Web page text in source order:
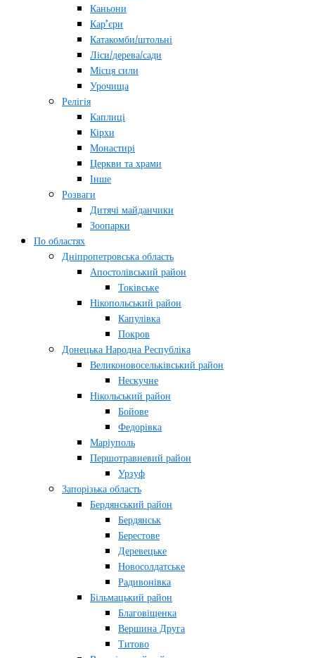
Каньони
Кар’єри
Катакомби/штольні
Ліси/дерева/сади
Місця сили
Урочища
Релігія
Каплиці
Кірхи
Монастирі
Церкви та храми
Інше
Розваги
Дитячі майданчики
Зоопарки
По областях
Дніпропетровська область
Апостолівський район
Токівське
Нікопольський район
Капулівка
Покров
Донецька Народна Республіка
Великоновосельківський район
Нескучне
Нікольський район
Бойове
Федорівка
Маріуполь
Першотравневий район
Урзуф
Запорізька область
Бердянський район
Бердянськ
Берестове
Деревецьке
Новосолдатське
Радивонівка
Більмацький район
Благовіщенка
Вершина Друга
Титово